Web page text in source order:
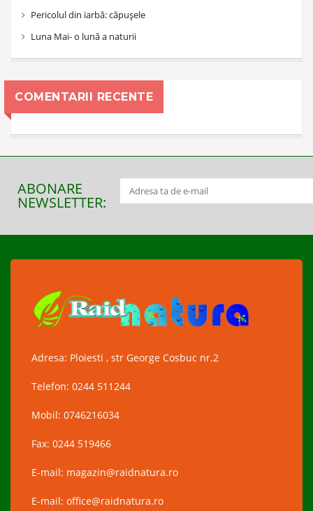
Pericolul din iarbă: căpușele
Luna Mai- o lună a naturii
COMENTARII RECENTE
ABONARE
NEWSLETTER:
Adresa: Ploiesti , str George Cosbuc nr.2
Telefon: 0244 511244
Mobil: 0746216034
Fax: 0244 519466
E-mail: magazin@raidnatura.ro
E-mail: office@raidnatura.ro